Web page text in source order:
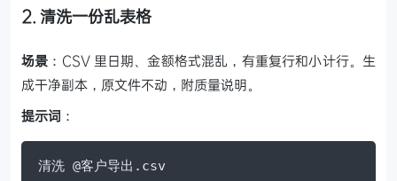
2. 清洗一份乱表格
场景 ：CSV 里日期、金额格式混乱，有重复行和小计行。生
成干净副本，原文件不动，附质量说明。
提示词 ：
清洗 @客户导出.csv